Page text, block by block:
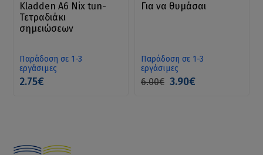
Kladden A6 Nix tun-
Τετραδιάκι
σημειώσεων
Παράδοση σε 1-3
εργάσιμες
2.75€
Για να θυμάσαι
Παράδοση σε 1-3
εργάσιμες
6.00€ 3.90€